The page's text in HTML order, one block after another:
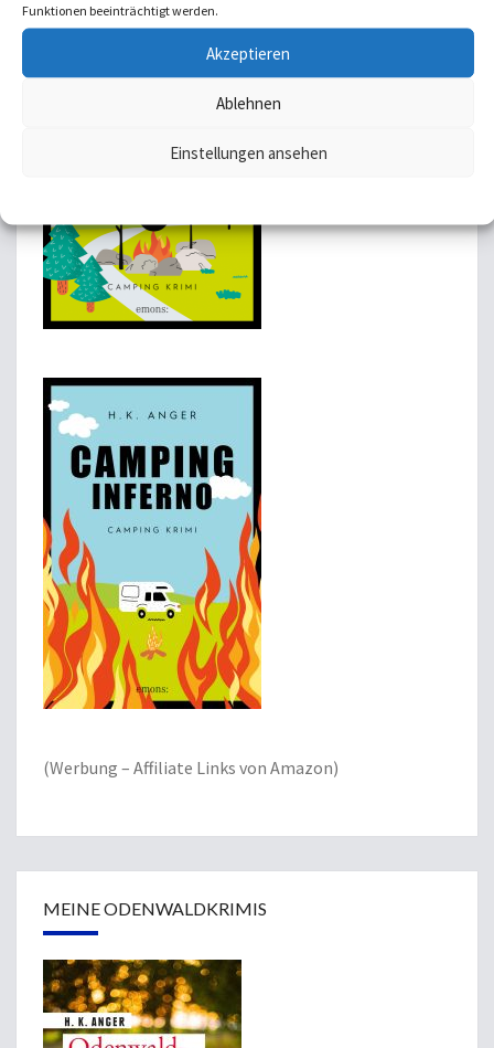
Funktionen beeinträchtigt werden.
Akzeptieren
Ablehnen
Einstellungen ansehen
(Werbung – Affiliate Links von Amazon)
MEINE ODENWALDKRIMIS